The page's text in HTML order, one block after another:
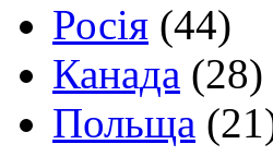
Росія (44)
Канада (28)
Польща